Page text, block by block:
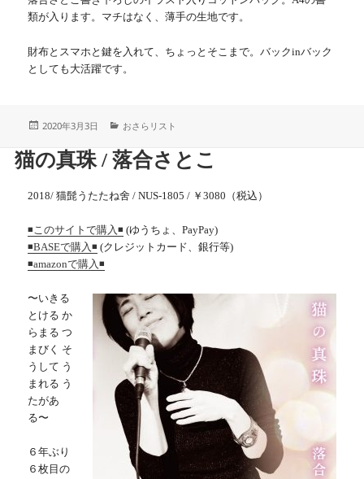
類が入ります。マチはなく、薄手の生地です。
財布とスマホと鍵を入れて、ちょっとそこまで。バックinバック
としても大活躍です。
投
日:
2020年3月3日
カ
ゴ
リ
おさらリスト
猫の真珠 / 落合さとこ
2018/ 猫髭うたたね舍 / NUS-1805 / ￥3080（税込）
◾️このサイトで購入◾️ (ゆうちょ、PayPay)
◾️BASEで購入◾️ (クレジットカード、銀行等)
◾️amazonで購入◾️
〜いきる
とける か
らまる つ
まびく そ
うして う
まれる う
たがあ
る〜
６年ぶり
６枚目の